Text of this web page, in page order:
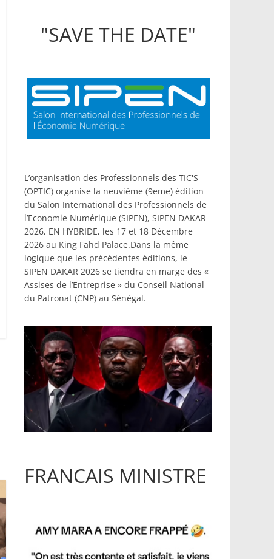
"SAVE THE DATE"
L’organisation des Professionnels des TIC'S
(OPTIC) organise la neuvième (9eme) édition
du Salon International des Professionnels de
l’Economie Numérique (SIPEN), SIPEN DAKAR
2026, EN HYBRIDE, les 17 et 18 Décembre
2026 au King Fahd Palace.Dans la même
logique que les précédentes éditions, le
SIPEN DAKAR 2026 se tiendra en marge des «
Assises de l’Entreprise » du Conseil National
du Patronat (CNP) au Sénégal.
FRANCAIS MINISTRE